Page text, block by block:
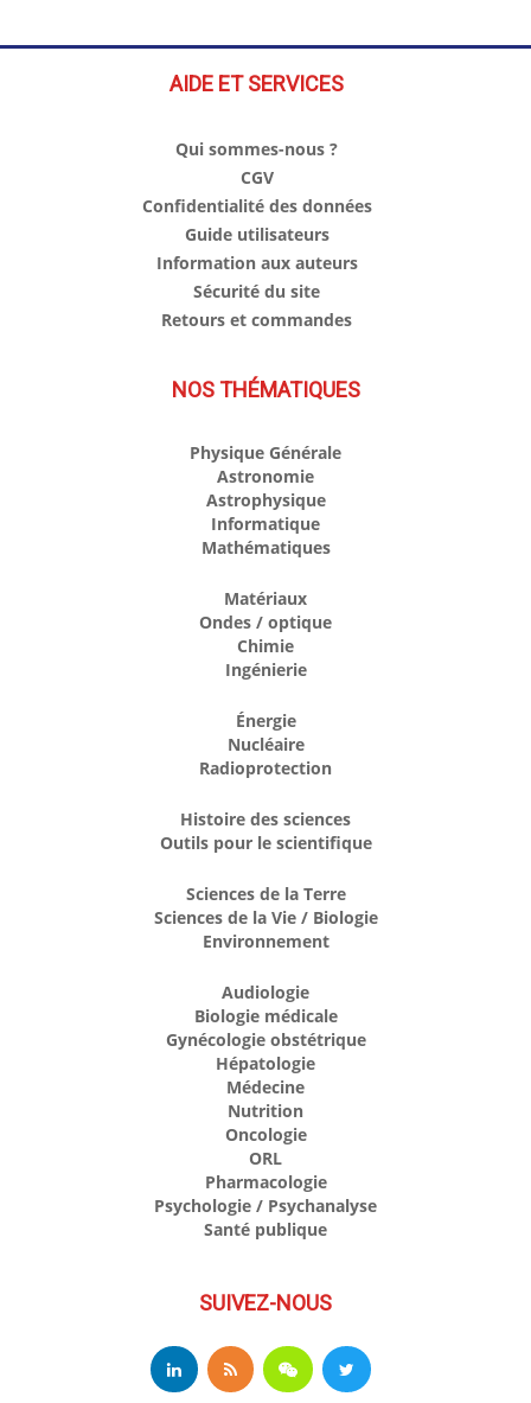
AIDE ET SERVICES
Qui sommes-nous ?
CGV
Confidentialité des données
Guide utilisateurs
Information aux auteurs
Sécurité du site
Retours et commandes
NOS THÉMATIQUES
Physique Générale
Astronomie
Astrophysique
Informatique
Mathématiques
Matériaux
Ondes / optique
Chimie
Ingénierie
Énergie
Nucléaire
Radioprotection
Histoire des sciences
Outils pour le scientifique
Sciences de la Terre
Sciences de la Vie / Biologie
Environnement
Audiologie
Biologie médicale
Gynécologie obstétrique
Hépatologie
Médecine
Nutrition
Oncologie
ORL
Pharmacologie
Psychologie / Psychanalyse
Santé publique
SUIVEZ-NOUS